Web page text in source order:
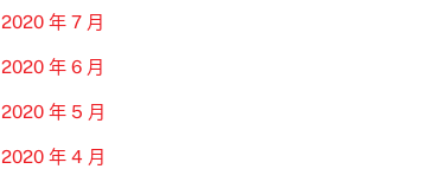
2020 年 7 月
2020 年 6 月
2020 年 5 月
2020 年 4 月